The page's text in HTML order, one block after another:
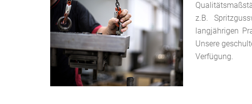
z.B.
langjährigen
Unsere
Verfügung.